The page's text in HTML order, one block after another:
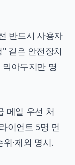
반드시 사용자
같은 안전장치
아두지만 명
메일 우선 처
이언트 5명 먼
·제외 명시.